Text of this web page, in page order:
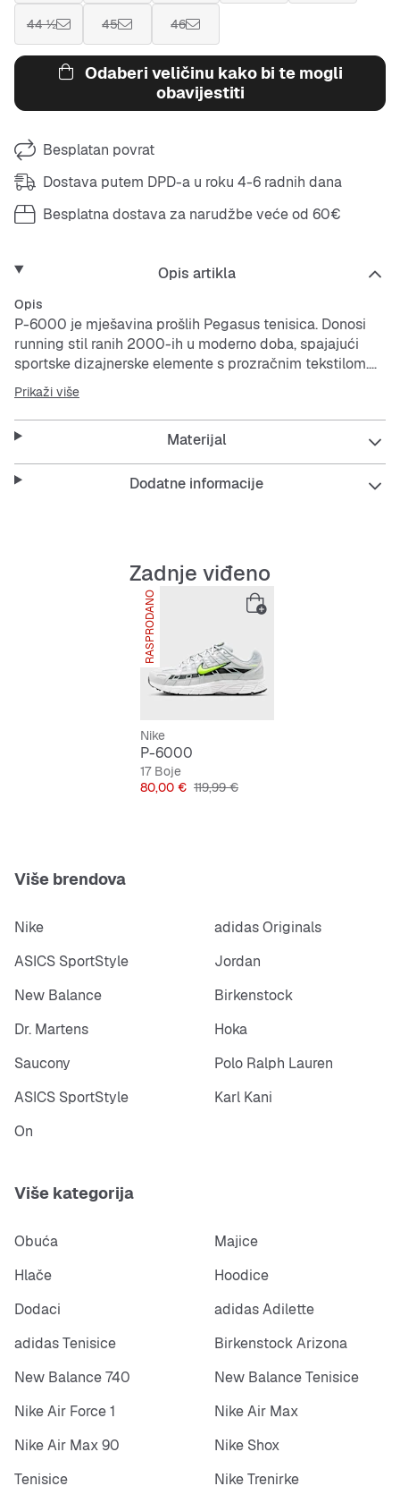
44 ½ 45 46
Odaberi veličinu kako bi te mogli
obavijestiti
Besplatan povrat
Dostava putem DPD-a u roku 4-6 radnih dana
Besplatna dostava za narudžbe veće od 60€
Opis artikla
Opis
P-6000 je mješavina prošlih Pegasus tenisica. Donosi
running stil ranih 2000-ih u moderno doba, spajajući
sportske dizajnerske elemente s prozračnim tekstilom.
Pjena u potplatu pruža povišen stav inspiriran stazama
za trčanje i nevjerojatnu udobnost.
Tekstilni gornji dio s sintetičkim kožnim umecima je
izdržljiv i prozračan.
Retro dizajn temelji se naNike Pegasus 25
Prikaži više
Materijal
Dodatne informacije
Zadnje viđeno
RASPRODANO
Nike
P-6000
17 Boje
Cijena
80,00 € Originalna cijena
119,99 €
Više brendova
Nike
adidas Originals
ASICS SportStyle
Jordan
New Balance
Birkenstock
Dr. Martens
Hoka
Saucony
Polo Ralph Lauren
ASICS SportStyle
Karl Kani
On
Više kategorija
Obuća
Majice
Hlače
Hoodice
Dodaci
adidas Adilette
adidas Tenisice
Birkenstock Arizona
New Balance 740
New Balance Tenisice
Nike Air Force 1
Nike Air Max
Nike Air Max 90
Nike Shox
Tenisice
Nike Trenirke